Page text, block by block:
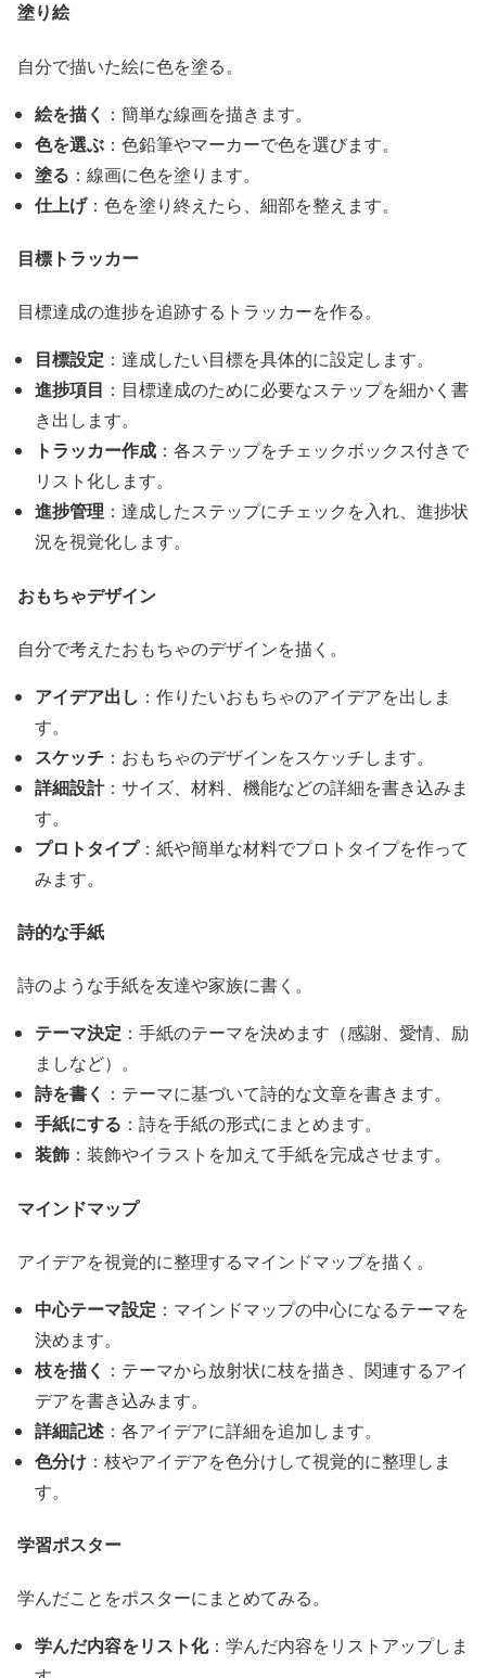
塗り絵
自分で描いた絵に色を塗る。
絵を描く ：簡単な線画を描きます。
色を選ぶ ：色鉛筆やマーカーで色を選びます。
塗る ：線画に色を塗ります。
仕上げ：色を塗り終えたら、細部を整えます。
目標トラッカー
目標達成の進捗を追跡するトラッカーを作る。
目標設定 ：達成したい目標を具体的に設定します。
進捗項目 ：目標達成のために必要なステップを細かく書
き出します。
トラッカー作成 ：各ステップをチェックボックス付きで
リスト化します。
進捗管理 ：達成したステップにチェックを入れ、進捗状
況を視覚化します。
おもちゃデザイン
自分で考えたおもちゃのデザインを描く。
アイデア出し ：作りたいおもちゃのアイデアを出しま
す。
スケッチ ：おもちゃのデザインをスケッチします。
詳細設計：サイズ、材料、機能などの詳細を書き込みま
す。
プロトタイプ：紙や簡単な材料でプロトタイプを作って
みます。
詩的な手紙
詩のような手紙を友達や家族に書く。
テーマ決定 ：手紙のテーマを決めます（感謝、愛情、励
ましなど）。
詩を書く ：テーマに基づいて詩的な文章を書きます。
手紙にする ：詩を手紙の形式にまとめます。
装飾 ：装飾やイラストを加えて手紙を完成させます。
マインドマップ
アイデアを視覚的に整理するマインドマップを描く。
中心テーマ設定 ：マインドマップの中心になるテーマを
決めます。
枝を描く ：テーマから放射状に枝を描き、関連するアイ
デアを書き込みます。
詳細記述 ：各アイデアに詳細を追加します。
色分け ：枝やアイデアを色分けして視覚的に整理しま
す。
学習ポスター
学んだことをポスターにまとめてみる。
学んだ内容をリスト化：学んだ内容をリストアップしま